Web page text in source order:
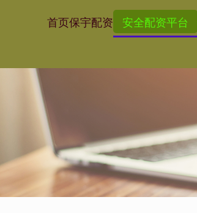
首页保宇配资 安全配资平台